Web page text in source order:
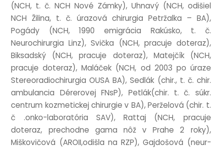
(NCH, t. č. NCH Nové Zámky), Uhnavý (NCH, odišiel
NCH Žilina, t. č. úrazová chirur­gia Pet­ržalka – BA),
Pogády (NCH, 1990 emigrá­cia Rakúsko, t. č.
Neurochirur­gia Linz), Svička (NCH, prac­uje doteraz),
Biksad­ský (NCH, prac­uje doteraz), Mate­jčík (NCH,
prac­uje doteraz), Maláček (NCH, od 2003 po úraze
Ste­reora­diochirur­gia OUSA BA), Sedlák (chir., t. č. chir.
ambu­lan­cia Dérer­ovej FNsP), Petlák(chir. t. č. súkr.
centrum koz­metick­ej chirur­gie v BA), Per­želová (chir. t.
č .onko-labor­atória SAV), Rat­taj (NCH, prac­uje
doteraz, prechodne gama nôž v Prahe 2 roky),
Miškovičová (AROII,odišla na RZP), Gaj­došová (neur­